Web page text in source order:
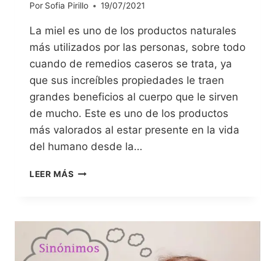
Por Sofia Pirillo 19/07/2021
La miel es uno de los productos naturales
más utilizados por las personas, sobre todo
cuando de remedios caseros se trata, ya
que sus increíbles propiedades le traen
grandes beneficios al cuerpo que le sirven
de mucho. Este es uno de los productos
más valorados al estar presente en la vida
del humano desde la…
LEER MÁS